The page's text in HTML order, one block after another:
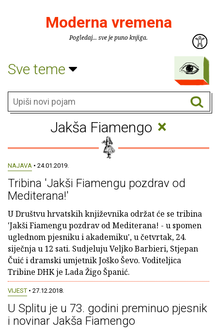
Moderna vremena
Pogledaj... sve je puno knjiga.
Sve teme
Jakša Fiamengo ×
NAJAVA • 24.01.2019.
Tribina 'Jakši Fiamengu pozdrav od
Mediterana!'
U Društvu hrvatskih književnika održat će se tribina
'Jakši Fiamengu pozdrav od Mediterana! - u spomen
uglednom pjesniku i akademiku', u četvrtak, 24.
siječnja u 12 sati. Sudjeluju Veljko Barbieri, Stjepan
Čuić i dramski umjetnik Joško Ševo. Voditeljica
Tribine DHK je Lada Žigo Španić.
VIJEST • 27.12.2018.
U Splitu je u 73. godini preminuo pjesnik
i novinar Jakša Fiamengo